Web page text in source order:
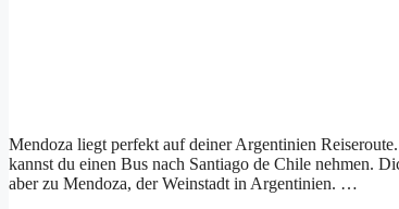
Mendoza liegt perfekt auf deiner Argentinien
kannst du einen Bus nach Santiago de Chile nehmen.
aber zu Mendoza, der Weinstadt in Argentinien. …